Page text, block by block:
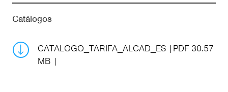
Catálogos
CATALOGO_TARIFA_ALCAD_ES
PDF 30.57
MB